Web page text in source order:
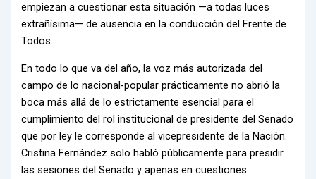
empiezan a cuestionar esta situación —a todas luces
extrañísima— de ausencia en la conducción del Frente de
Todos.
En todo lo que va del año, la voz más autorizada del
campo de lo nacional-popular prácticamente no abrió la
boca más allá de lo estrictamente esencial para el
cumplimiento del rol institucional de presidente del Senado
que por ley le corresponde al vicepresidente de la Nación.
Cristina Fernández solo habló públicamente para presidir
las sesiones del Senado y apenas en cuestiones